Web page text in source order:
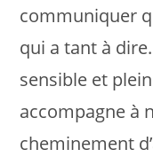
communiquer
qui a tant à
sensible et
accompagne à
cheminement